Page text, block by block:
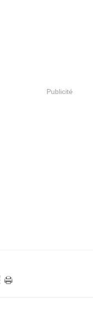
Publicité